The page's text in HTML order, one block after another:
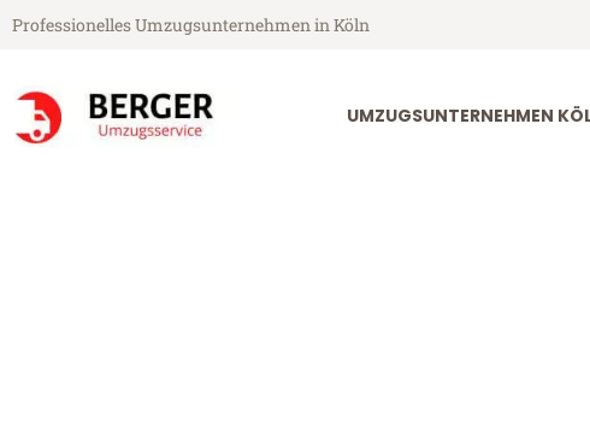
Professionelles Umzugsunternehmen in Köln
UMZUGSUNTERNEHMEN